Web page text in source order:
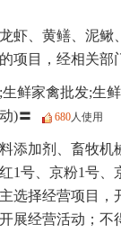
虾、黄鳝、泥
项目，经相关部
鲜家禽批发;生
)〓
680 人使用
添加剂、畜牧
1号、京粉1号
选择经营项目
展经营活动；